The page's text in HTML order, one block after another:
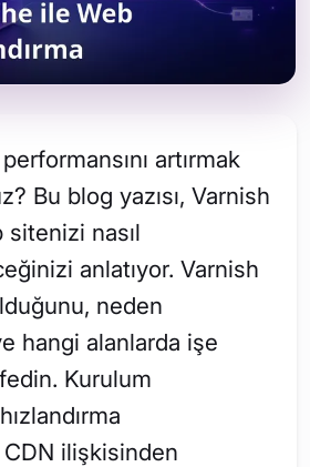
artırmak
Bu blog yazısı, Varnish
nasıl
anlatıyor. Varnish
neden
hangi alanlarda işe
Kurulum
ilişkisinden